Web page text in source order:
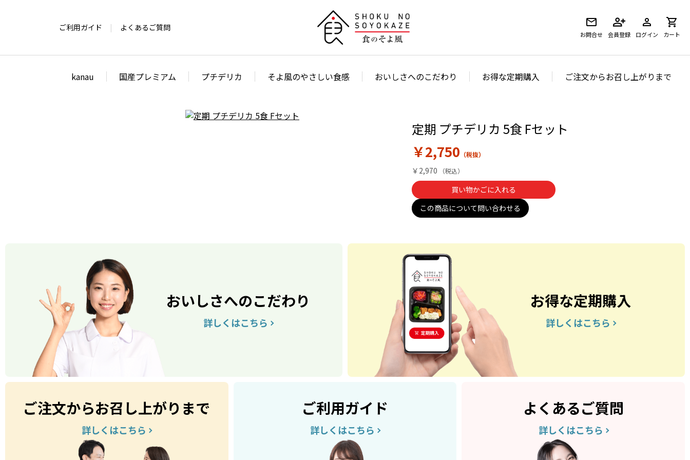
ご利用ガイド よくあるご質問
お問合せ 会員登録 ログイン カート
kanau 国産プレミアム プチデリカ そよ風のやさしい食感 おいしさへのこだわり お得な定期購入 ご注文からお召し上がりまで
定期 プチデリカ 5食 Fセット
￥2,970
￥2,750
買い物かごに入れる
この商品について問い合わせる
おいしさへのこだわり
詳しくはこちら
お得な定期購入
詳しくはこちら
ご注文からお召し上がりまで
詳しくはこちら
ご利用ガイド
詳しくはこちら
よくあるご質問
詳しくはこちら